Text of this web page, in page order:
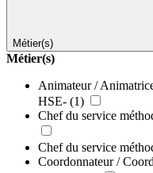
Métier(s)
Métier(s)
Animateur /
HSE- (1)
Chef du service
Chef du service
Coordonnateur /